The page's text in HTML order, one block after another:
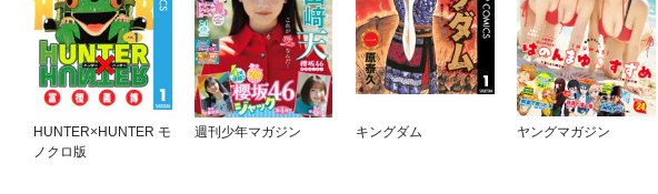
HUNTER×HUNTER モ
ノクロ版
週刊少年マガジン キングダム ヤングマガジン